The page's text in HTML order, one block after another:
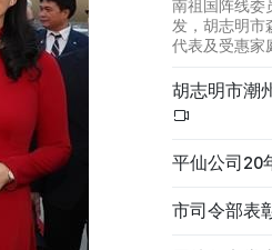
南祖国阵线委
发，胡志明市
代表及受惠家
胡志明市潮
平仙公司20
市司令部表